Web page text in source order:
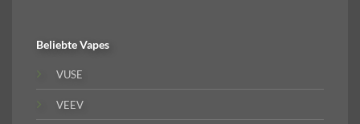
BeliebteVapes
VUSE
VEEV